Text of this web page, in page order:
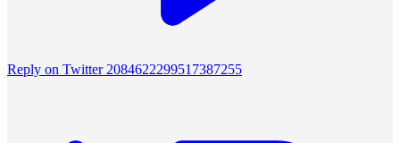
Reply on Twitter 2084622299517387255